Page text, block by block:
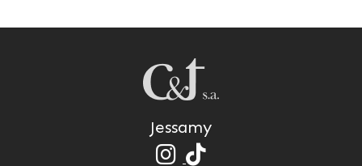
Jessamy